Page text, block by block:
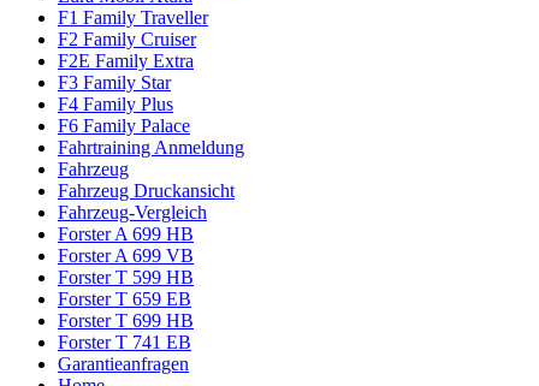
F1 Family Traveller
F2 Family Cruiser
F2E Family Extra
F3 Family Star
F4 Family Plus
F6 Family Palace
Fahrtraining Anmeldung
Fahrzeug
Fahrzeug Druckansicht
Fahrzeug-Vergleich
Forster A 699 HB
Forster A 699 VB
Forster T 599 HB
Forster T 659 EB
Forster T 699 HB
Forster T 741 EB
Garantieanfragen